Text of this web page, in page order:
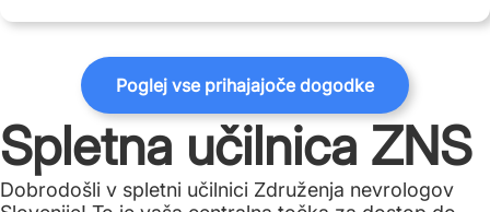
Poglej vse prihajajoče dogodke
Spletna učilnica ZNS
Dobrodošli v spletni učilnici Združenja nevrologov